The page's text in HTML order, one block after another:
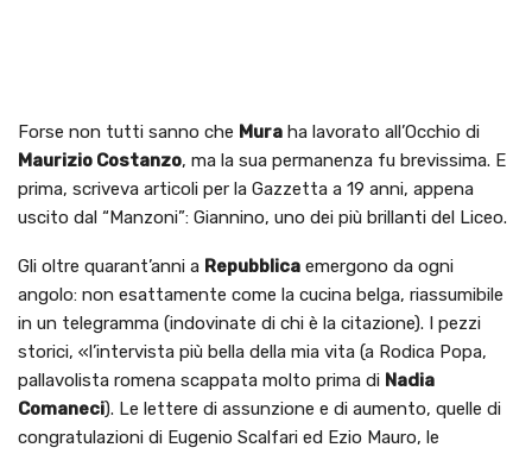
Forse non tutti sanno che Mura ha lavorato all’Occhio di
Maurizio Costanzo, ma la sua permanenza fu brevissima. E
prima, scriveva articoli per la Gazzetta a 19 anni, appena
uscito dal “Manzoni”: Giannino, uno dei più brillanti del Liceo.
Gli oltre quarant’anni a Repubblica emergono da ogni
angolo: non esattamente come la cucina belga, riassumibile
in un telegramma (indovinate di chi è la citazione). I pezzi
storici, «l’intervista più bella della mia vita (a Rodica Popa,
pallavolista romena scappata molto prima di Nadia
Comaneci). Le lettere di assunzione e di aumento, quelle di
congratulazioni di Eugenio Scalfari ed Ezio Mauro, le